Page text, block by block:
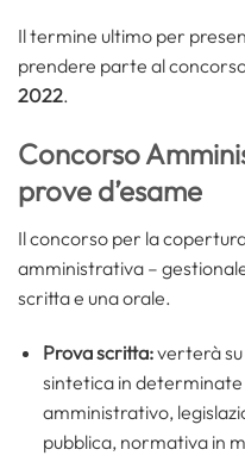
Il termine ultimo per
prendere parte al
2022.
Concorso
prove d’esame
Il concorso per la
amministrativa –
scritta e una orale.
Prova scritta:verterà su
sintetica in
amministrativo,
pubblica, normativa in